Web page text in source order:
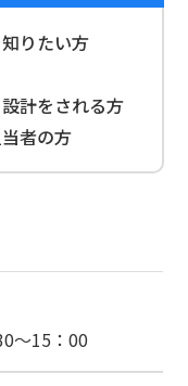
りたい方
計をされる方
者の方
～15：00